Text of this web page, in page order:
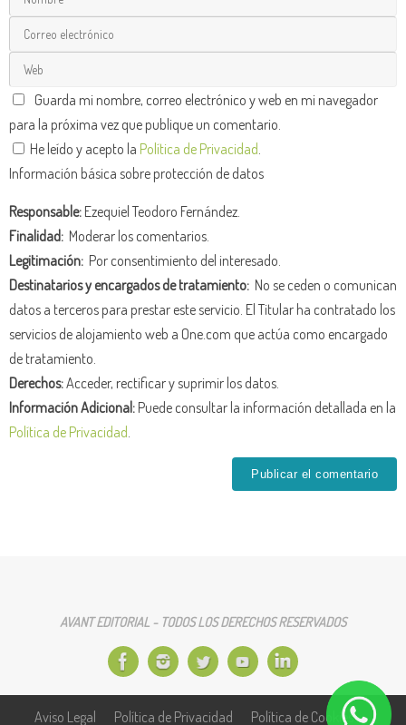
Guarda mi nombre, correo electrónico y web en mi navegador
para la próxima vez que publique un comentario.
He leído y acepto la Política de Privacidad
Información básica sobre protección de datos
Responsable:Ezequiel Teodoro Fernández.
Finalidad: Moderar los comentarios.
Legitimación: Por consentimiento del interesado.
Destinatarios y encargados de tratamiento: No se ceden o comunican
datos a terceros para prestar este servicio. El Titular ha contratado los
servicios de alojamiento web a One.com que actúa como encargado
de tratamiento.
Derechos:Acceder, rectificar y suprimir los datos.
Información Adicional:Puede consultar la información detallada en la
Política de Privacidad
AVANT EDITORIAL - TODOS LOS DERECHOS RESERVADOS
Aviso Legal Política de Privacidad Política de Cookies